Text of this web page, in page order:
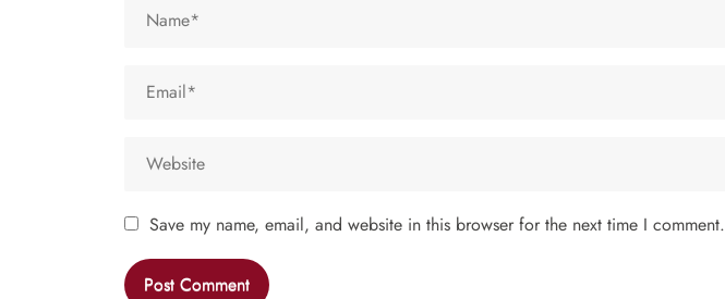
Save my name, email, and website in this browser for the next time I comment.